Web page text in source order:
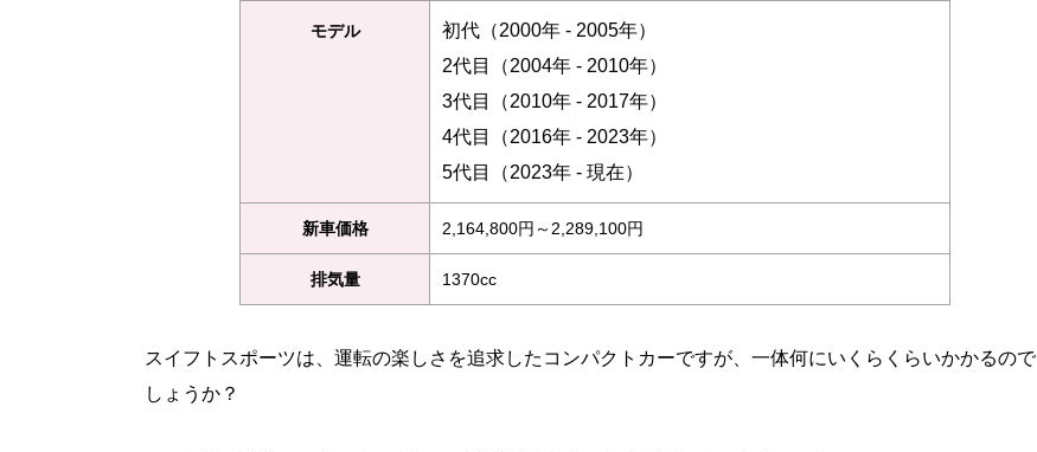
モデル
初代（2000年 - 2005年）
2代目（2004年 - 2010年）
3代目（2010年 - 2017年）
4代目（2016年 - 2023年）
5代目（2023年 - 現在）
新車価格 2,164,800円～2,289,100円
排気量 1370cc
スイフトスポーツは、運転の楽しさを追求したコンパクトカーですが、一体何にいくらくらいかかるので
しょうか？